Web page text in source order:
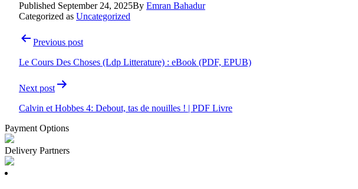
Published September 24, 2025By Emran Bahadur
Categorized as Uncategorized
PostPrevious post
Le Cours Des Choses (Ldp Litterature) : eBook (PDF, EPUB)
Next post
Calvin et Hobbes 4: Debout, tas de nouilles ! | PDF Livre
Payment Options
Delivery Partners